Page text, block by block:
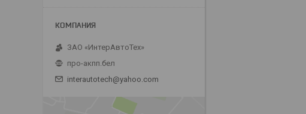
ЗАО «ИнтерАвтоТех»
про-акпп.бел
interautotech@yahoo.com